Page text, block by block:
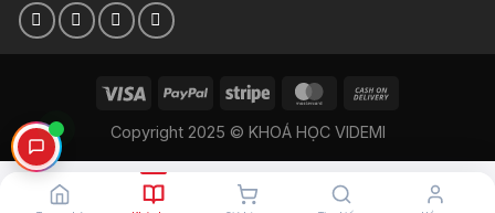
Copyright 2025 © KHOÁ HỌC VIDEMI